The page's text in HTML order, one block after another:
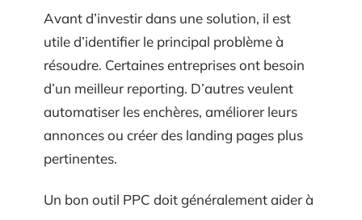
Avant d’investir dans une solution, il est
utile d’identifier le principal problème à
résoudre. Certaines entreprises ont besoin
d’un meilleur reporting. D’autres veulent
automatiser les enchères, améliorer leurs
annonces ou créer des landing pages plus
pertinentes.
Un bon outil PPC doit généralement aider à